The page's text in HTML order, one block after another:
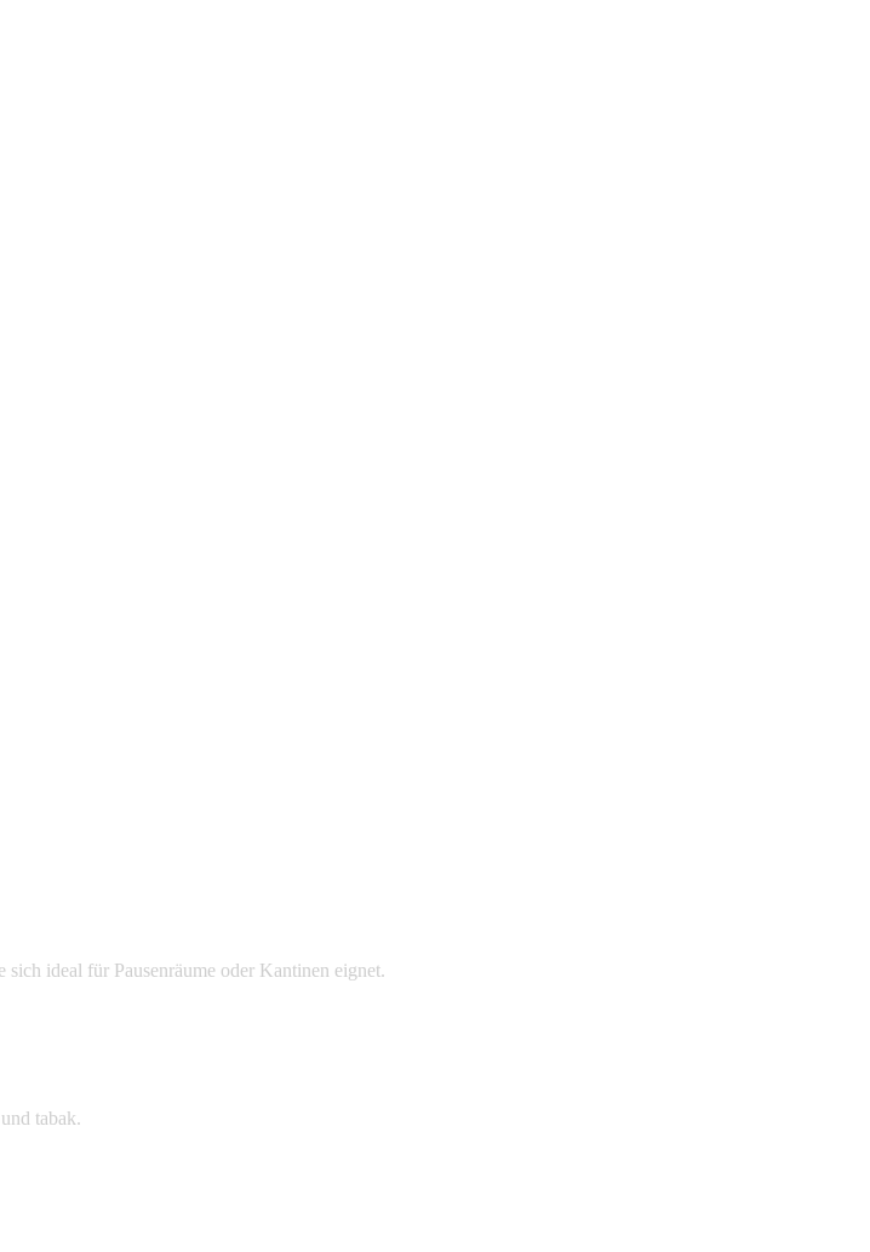
ideal für Pausenräume oder Kantinen eignet.
tabak.